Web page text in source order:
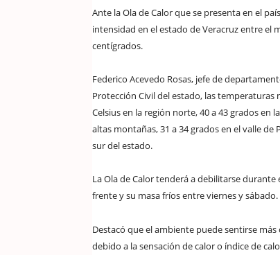
Ante la Ola de Calor que se presenta en el
intensidad en el estado de Veracruz entre el
centígrados.
Federico Acevedo Rosas, jefe de
Protección Civil del estado, las temperaturas
Celsius en la región norte, 40 a 43 grados en
altas montañas, 31 a 34 grados en el valle de
sur del estado.
La Ola de Calor tenderá a debilitarse
frente y su masa fríos entre viernes y sábado.
Destacó que el ambiente puede sentirse
debido a la sensación de calor o índice de